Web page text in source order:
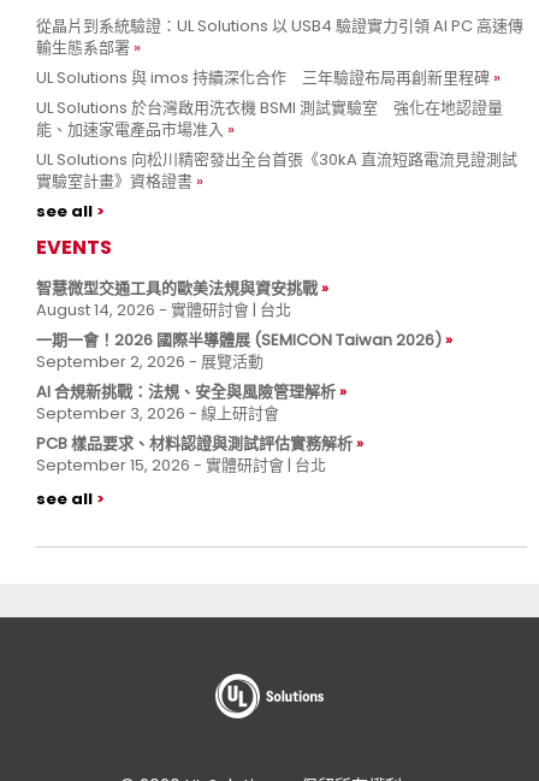
從晶片到系統驗證：UL Solutions 以 USB4 驗證實力引領 AI PC 高速傳
輸生態系部署
UL Solutions 與 imos 持續深化合作 三年驗證布局再創新里程碑
UL Solutions 於台灣啟用洗衣機 BSMI 測試實驗室 強化在地認證量
能、加速家電產品市場准入
UL Solutions 向松川精密發出全台首張《30kA 直流短路電流見證測試
實驗室計畫》資格證書
see all
EVENTS
智慧微型交通工具的歐美法規與資安挑戰
August 14, 2026 - 實體研討會 | 台北
一期一會！2026 國際半導體展 (SEMICON Taiwan 2026)
September 2, 2026 - 展覽活動
AI 合規新挑戰：法規、安全與風險管理解析
September 3, 2026 - 線上研討會
PCB 樣品要求、材料認證與測試評估實務解析
September 15, 2026 - 實體研討會 | 台北
see all